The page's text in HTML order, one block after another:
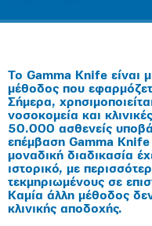
To Gamma Knife είναι
μέθοδος που
Σήμερα,
νοσοκομεία και
50.000 ασθενείς
επέμβαση Gamma
μοναδική διαδικασία
ιστορικό, με
τεκμηριωμένους σε
Καμία άλλη μέθοδος
κλινικής αποδοχής.